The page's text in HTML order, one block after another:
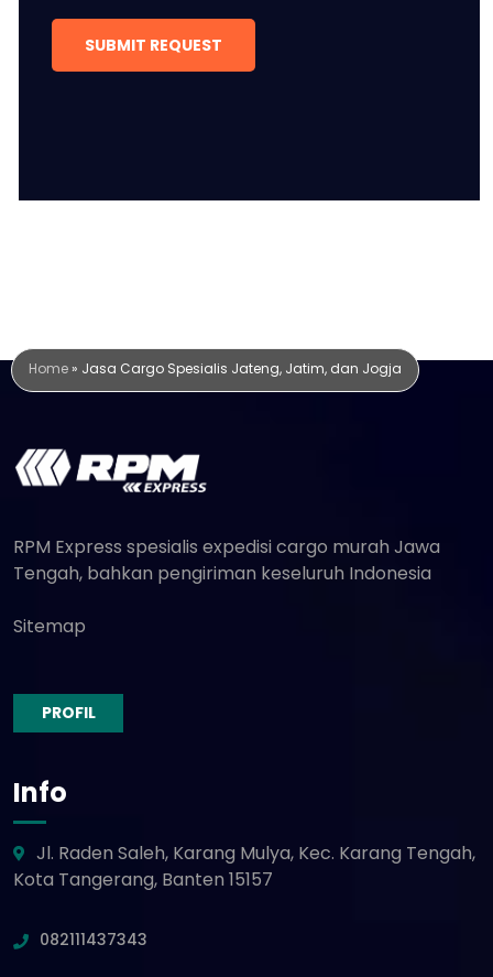
SUBMIT REQUEST
Home» Jasa Cargo Spesialis Jateng, Jatim, dan Jogja
RPM Express spesialis expedisi cargo murah Jawa
Tengah, bahkan pengiriman keseluruh Indonesia
Sitemap
PROFIL
Info
Jl. Raden Saleh, Karang Mulya, Kec. Karang Tengah,
Kota Tangerang, Banten 15157
082111437343